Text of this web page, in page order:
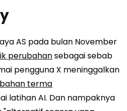
AS pada bulan November
perubahansebagai sebab
pengguna X meninggalkan
terma
latihan AI. Dan nampaknya